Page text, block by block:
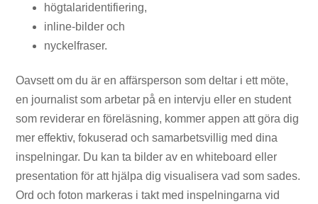
högtalaridentifiering,
inline-bilder och
nyckelfraser.
Oavsett om du är en affärsperson som deltar i ett möte,
en journalist som arbetar på en intervju eller en student
som reviderar en föreläsning, kommer appen att göra dig
mer effektiv, fokuserad och samarbetsvillig med dina
inspelningar. Du kan ta bilder av en whiteboard eller
presentation för att hjälpa dig visualisera vad som sades.
Ord och foton markeras i takt med inspelningarna vid